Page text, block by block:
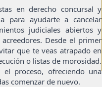
en derecho concursal y
para ayudarte a cancelar
judiciales abiertos y
Desde el primer
que te veas atrapado en
o listas de morosidad.
proceso, ofreciendo una
comenzar de nuevo.